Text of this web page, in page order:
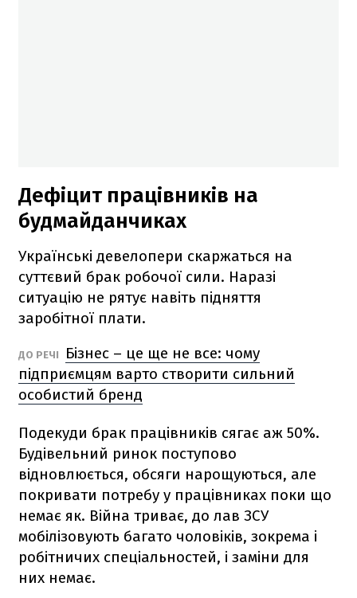
Дефіцит працівників на
будмайданчиках
Українські девелопери скаржаться на
суттєвий брак робочої сили. Наразі
ситуацію не рятує навіть підняття
заробітної плати.
ДО РЕЧІ
Бізнес – це ще не все: чому
підприємцям варто створити сильний
особистий бренд
Подекуди брак працівників сягає аж 50%.
Будівельний ринок поступово
відновлюється, обсяги нарощуються, але
покривати потребу у працівниках поки що
немає як. Війна триває, до лав ЗСУ
мобілізовують багато чоловіків, зокрема і
робітничих спеціальностей, і заміни для
них немає.